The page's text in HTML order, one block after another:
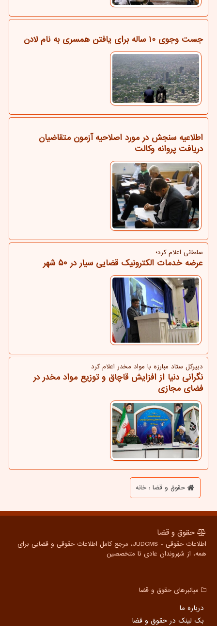
جست وجوی 10 ساله برای یافتن همسری به نام لادن
اطلاعیه سنجش در مورد اصلاحیه آزمون متقاضیان
دریافت پروانه وکالت
سلطانی اعلام كرد؛
عرضه خدمات الکترونیک قضایی سیار در ۵۰ شهر
دبیركل ستاد مبارزه با مواد مخدر اعلام كرد
نگرانی دنیا از افزایش قاچاق و توزیع مواد مخدر در
فضای مجازی
حقوق و قضا : خانه
حقوق و قضا
اطلاعات حقوقی - JUDCMS، مرجع کامل اطلاعات حقوقی و قضایی برای
همه، از شهروندان عادی تا متخصصین
میانبرهای حقوق و قضا
درباره ما
بک لینک در حقوق و قضا